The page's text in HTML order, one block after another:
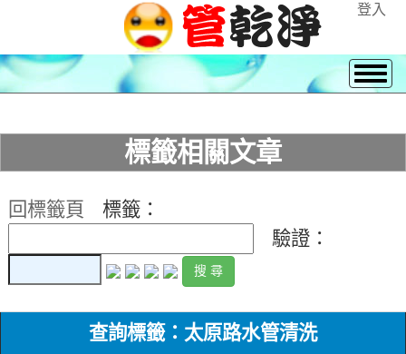
登入
標籤相關文章
回標籤頁
標籤：
驗證：
查詢標籤：太原路水管清洗